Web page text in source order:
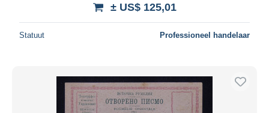
± US$ 125,01
Statuut Professioneel handelaar